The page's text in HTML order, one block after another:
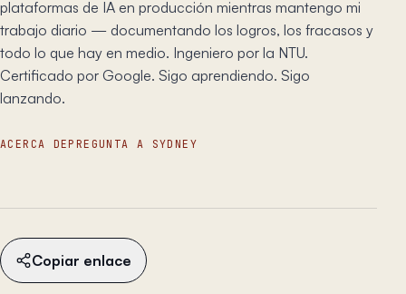
plataformas de IA en producción mientras mantengo mi
trabajo diario — documentando los logros, los fracasos y
todo lo que hay en medio. Ingeniero por la NTU.
Certificado por Google. Sigo aprendiendo. Sigo
lanzando.
ACERCA DE PREGUNTA A SYDNEY
Copiar enlace